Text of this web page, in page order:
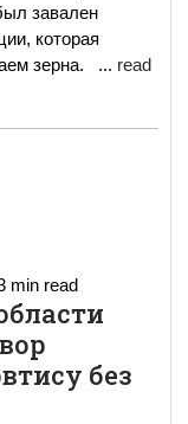
завален
которая
зерна. ... read
min read
без